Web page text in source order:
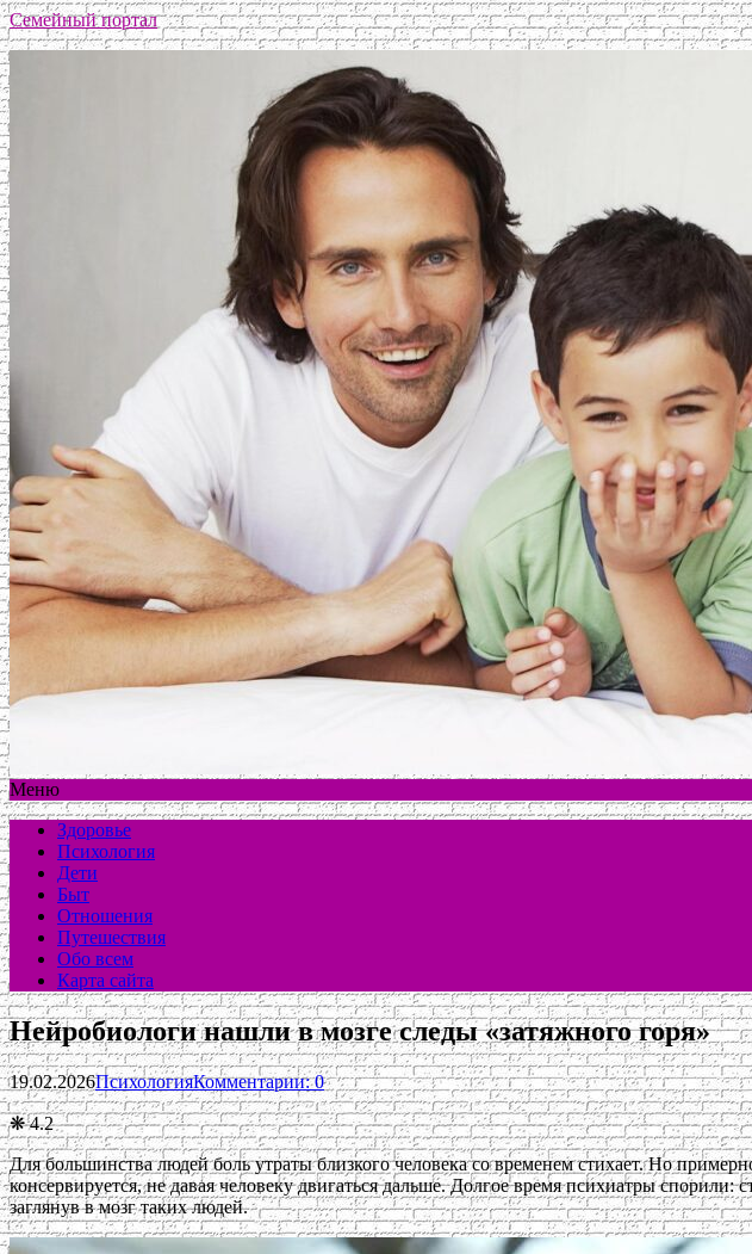
Семейный портал
Меню
Здоровье
Психология
Дети
Быт
Отношения
Путешествия
Обо всем
Карта сайта
Нейробиологи нашли в мозге следы «затяжного горя»
19.02.2026ПсихологияКомментарии: 0
❋ 4.2
Для большинства людей боль утраты близкого человека со временем стихает. Но
консервируется, не давая человеку двигаться дальше. Долгое время психиатры
заглянув в мозг таких людей.